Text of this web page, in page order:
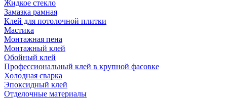
Жидкое стекло
Замазка рамная
Клей для потолочной плитки
Мастика
Монтажная пена
Монтажный клей
Обойный клей
Профессиональный клей в крупной фасовке
Холодная сварка
Эпоксидный клей
Отделочные материалы